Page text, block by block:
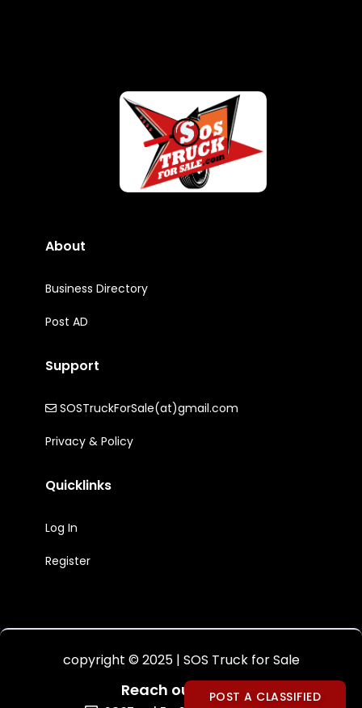
POST A CLASSIFIED
About
Business Directory
Post AD
Support
SOSTruckForSale(at)gmail.com
Privacy & Policy
Quicklinks
Log In
Register
copyright © 2025 | SOS Truck for Sale
Reach out to Us: